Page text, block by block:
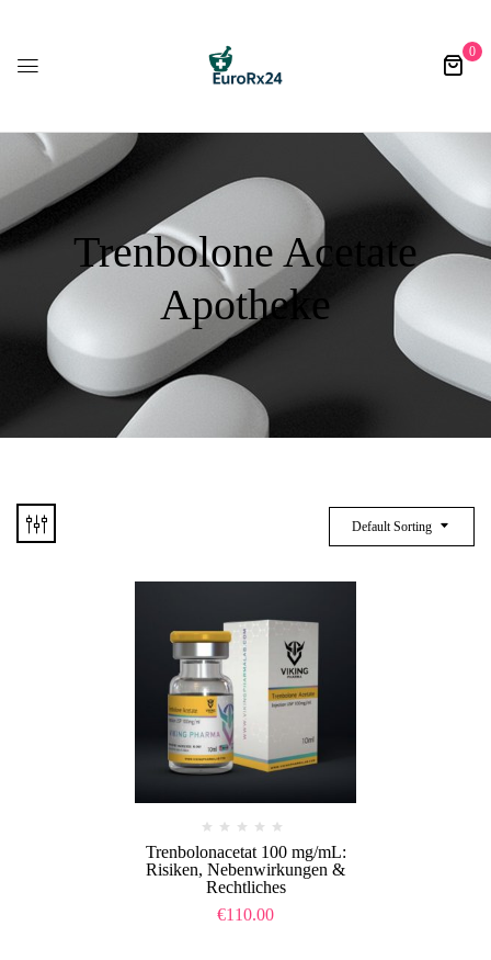
0
Trenbolone Acetate
Apotheke
Default Sorting
Trenbolonacetat 100 mg/mL:
Risiken, Nebenwirkungen &
Rechtliches
€110.00